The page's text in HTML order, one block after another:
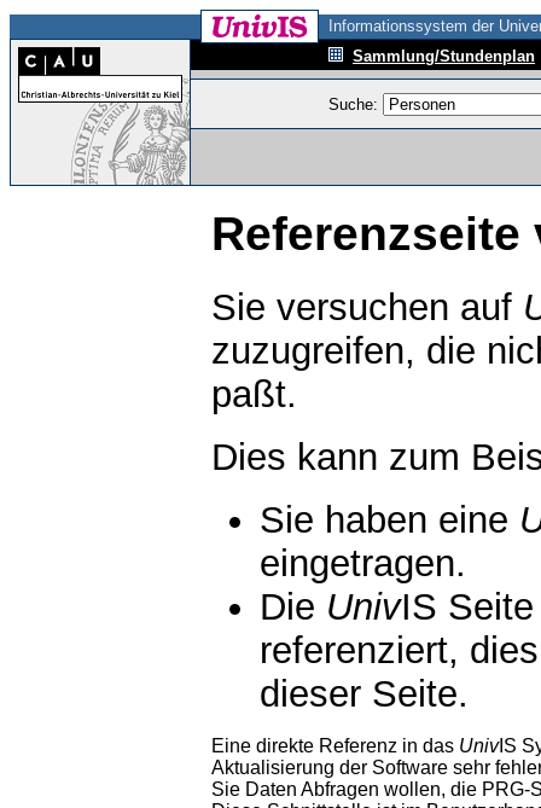
Informationssystem der
Sammlung/Stundenplan
Suche:
Referenzseite
Sie versuchen auf
zuzugreifen, die
paßt.
Dies kann zum
Sie haben eine
eingetragen.
Die UnivIS
referenziert,
dieser Seite.
Eine direkte Referenz in das UnivIS
Aktualisierung der Software sehr
Sie Daten Abfragen wollen, die PRG-